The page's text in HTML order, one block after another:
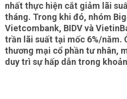
nhất thực hiện cắt giảm lãi
tháng. Trong khi đó, nhóm
Vietcombank, BIDV và
trần lãi suất tại mốc 6%/năm.
thương mại cổ phần tư nhân,
duy trì sự hấp dẫn trong